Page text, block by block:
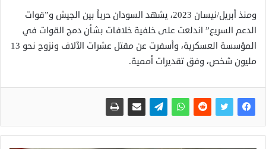
ومنذ أبريل/نيسان 2023، يشهد السودان حرباً بين الجيش و”قوات
الدعم السريع” اندلعت على خلفية خلافات بشأن دمج القوات في
المؤسسة العسكرية، وأسفرت عن مقتل عشرات الآلاف ونزوح نحو 13
مليون شخص، وفق تقديرات أممية.